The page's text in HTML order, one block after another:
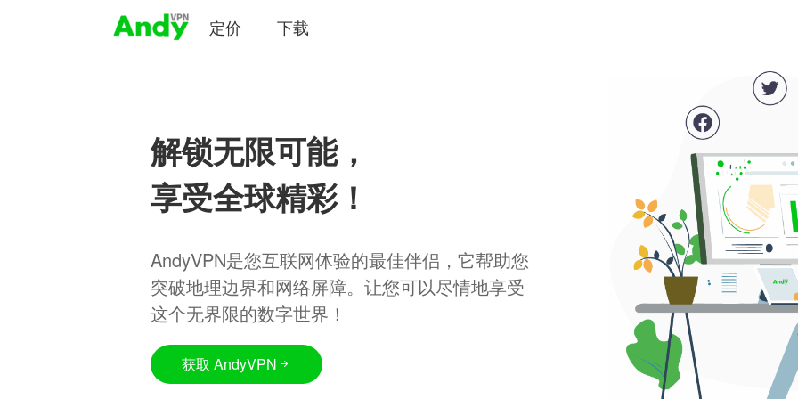
定价 下载
解锁无限可能，
享受全球精彩！
AndyVPN是您互联网体验的最佳伴侣，它帮助您
突破地理边界和网络屏障。让您可以尽情地享受
这个无界限的数字世界！
获取 AndyVPN